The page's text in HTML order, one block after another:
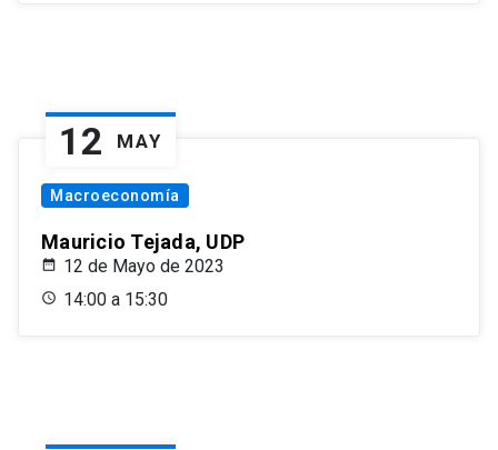
12 MAY
Macroeconomía
Mauricio Tejada, UDP
12 de Mayo de 2023
14:00 a 15:30